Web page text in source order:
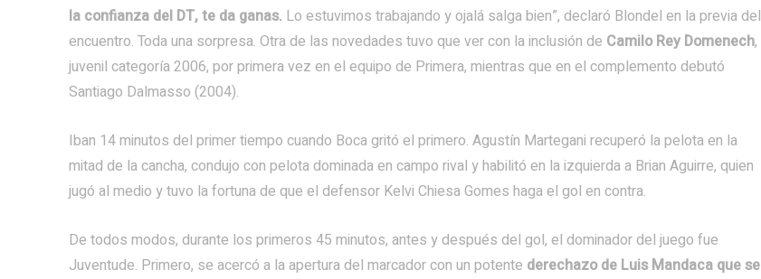
la confianza del DT, te da ganas. Lo estuvimos trabajando y ojalá salga bien”, declaró Blondel en la previa del
encuentro. Toda una sorpresa. Otra de las novedades tuvo que ver con la inclusión de Camilo Rey Domenech,
juvenil categoría 2006, por primera vez en el equipo de Primera, mientras que en el complemento debutó
Santiago Dalmasso (2004).
Iban 14 minutos del primer tiempo cuando Boca gritó el primero. Agustín Martegani recuperó la pelota en la
mitad de la cancha, condujo con pelota dominada en campo rival y habilitó en la izquierda a Brian Aguirre, quien
jugó al medio y tuvo la fortuna de que el defensor Kelvi Chiesa Gomes haga el gol en contra.
De todos modos, durante los primeros 45 minutos, antes y después del gol, el dominador del juego fue
Juventude. Primero, se acercó a la apertura del marcador con un potente derechazo de Luis Mandaca que se